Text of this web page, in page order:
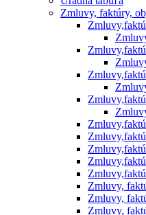
Zmluvy, faktúry,
Zmluvy,
Zmluvy,
Zmluvy,